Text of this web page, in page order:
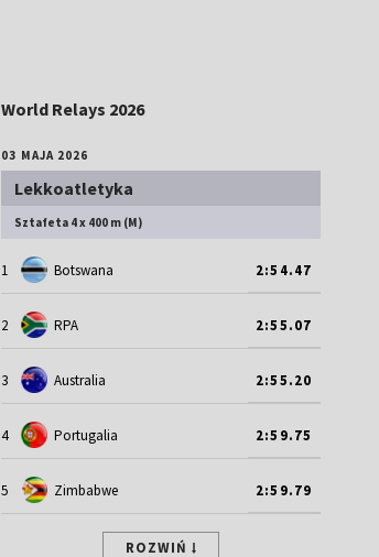
World Relays 2026
03 MAJA 2026
Lekkoatletyka
Sztafeta 4 x 400 m (M)
1 Botswana 2:54.47
2 RPA 2:55.07
3 Australia 2:55.20
4 Portugalia 2:59.75
5 Zimbabwe 2:59.79
ROZWIŃ